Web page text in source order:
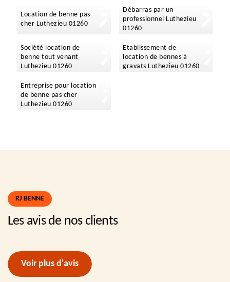
Location de benne pas
cher Luthezieu 01260
Débarras par un
professionnel Luthezieu
01260
Société location de
benne tout venant
Luthezieu 01260
Etablissement de
location de bennes à
gravats Luthezieu 01260
Entreprise pour location
de benne pas cher
Luthezieu 01260
RJ BENNE
Les avis de nos clients
Voir plus d'avis